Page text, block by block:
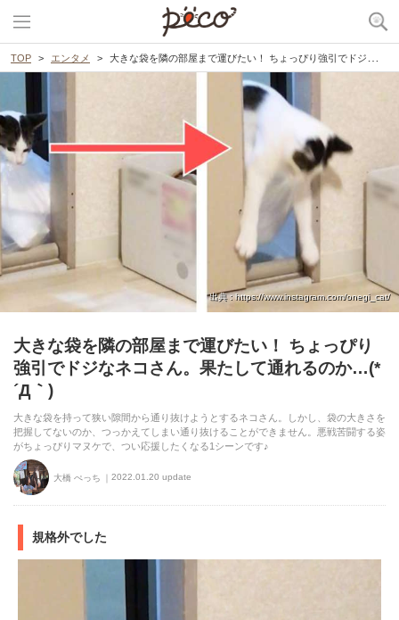
TOP エンタメ 大きな袋を隣の部屋まで運びたい！ ちょっぴり強引でドジなネコさん。果たして通れるのか…(*´Д｀)
出典 : https://www.instagram.com/onegi_cat/
大きな袋を隣の部屋まで運びたい！ ちょっぴり
強引でドジなネコさん。果たして通れるのか…(*
´Д｀)
大きな袋を持って狭い隙間から通り抜けようとするネコさん。しかし、袋の大きさを
把握してないのか、つっかえてしまい通り抜けることができません。悪戦苦闘する姿
がちょっぴりマヌケで、つい応援したくなる1シーンです♪
大橋 ぺっち 2022.01.20 update
規格外でした